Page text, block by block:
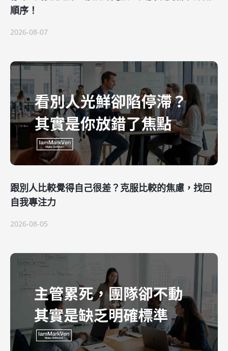
順序！
2026-08-07
跟別人比較覺得自己很差？克服比較的焦慮，找回
自我專注力
2026-08-05